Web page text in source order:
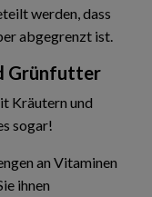
werden, dass
abgegrenzt ist.
Grünfutter
Kräutern und
sogar!
an Vitaminen
ihnen